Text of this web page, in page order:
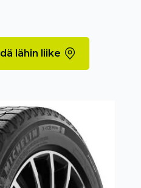
lähin liike